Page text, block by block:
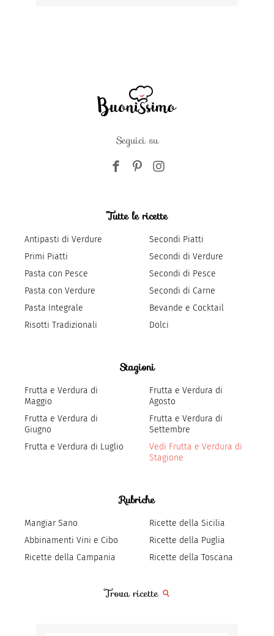
Seguici su
Tutte le ricette
Antipasti di Verdure
Primi Piatti
Pasta con Pesce
Pasta con Verdure
Pasta Integrale
Risotti Tradizionali
Secondi Piatti
Secondi di Verdure
Secondi di Pesce
Secondi di Carne
Bevande e Cocktail
Dolci
Stagioni
Frutta e Verdura di
Maggio
Frutta e Verdura di
Giugno
Frutta e Verdura di Luglio
Frutta e Verdura di
Agosto
Frutta e Verdura di
Settembre
Vedi Frutta e Verdura di
Stagione
Rubriche
Mangiar Sano
Abbinamenti Vini e Cibo
Ricette della Campania
Ricette della Sicilia
Ricette della Puglia
Ricette della Toscana
Trova ricette